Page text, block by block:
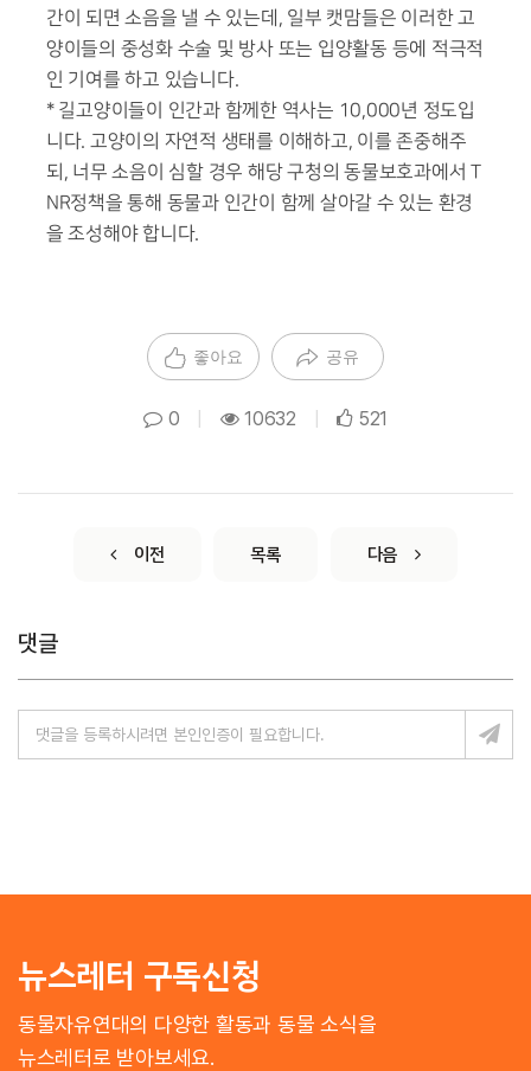
간이 되면 소음을 낼 수 있는데, 일부 캣맘들은 이러한 고
양이들의 중성화 수술 및 방사 또는 입양활동 등에 적극적
인 기여를 하고 있습니다.
* 길고양이들이 인간과 함께한 역사는 10,000년 정도입
니다. 고양이의 자연적 생태를 이해하고, 이를 존중해주
되, 너무 소음이 심할 경우 해당 구청의 동물보호과에서 T
NR정책을 통해 동물과 인간이 함께 살아갈 수 있는 환경
을 조성해야 합니다.
좋아요 공유
0 10632 521
이전 목록 다음
댓글
뉴스레터 구독신청
동물자유연대의 다양한 활동과 동물 소식을
뉴스레터로 받아보세요.